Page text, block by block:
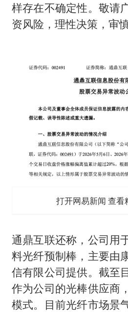
样存在不确定性。敬请
资风险，理性决策，审慎
打开网易新闻 查看
通鼎互联还称，公司用
料光纤预制棒，主要由
信有限公司提供。截至
作为公司的光棒供应商
模式。目前光纤市场景